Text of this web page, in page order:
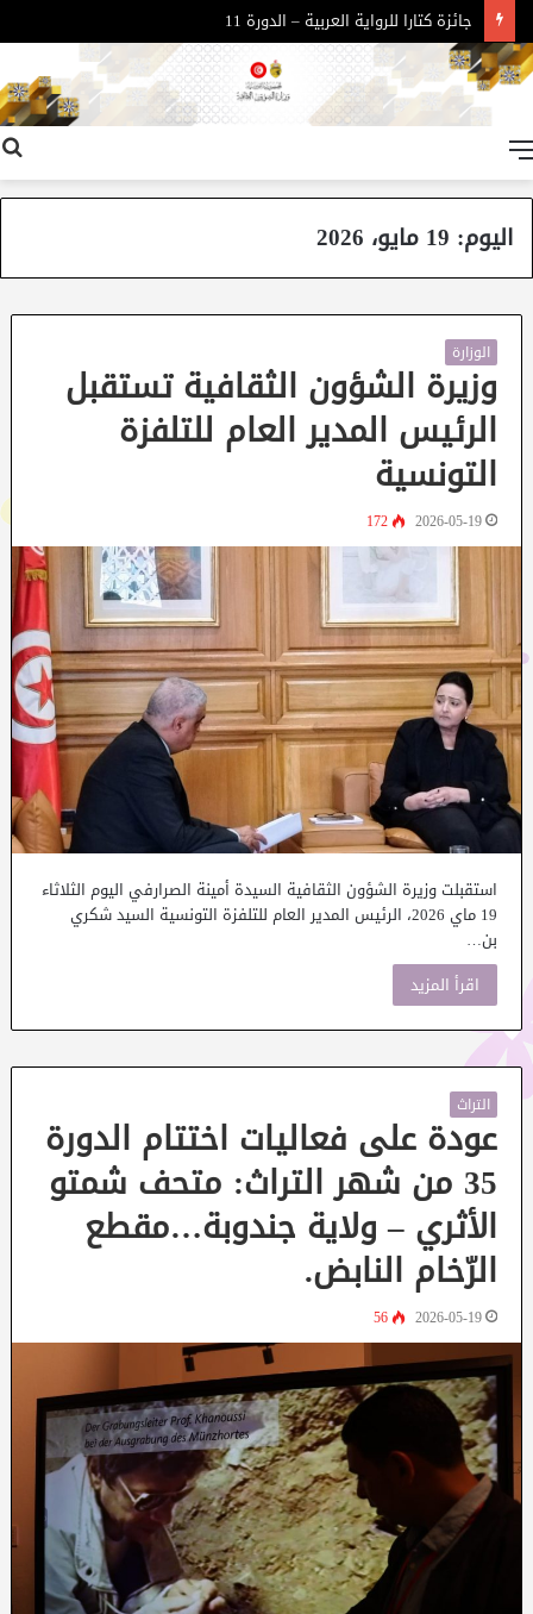
جائزة كتارا للرواية العربية – الدورة 11
اليوم: 19 مايو، 2026
الوزارة
وزيرة الشؤون الثقافية تستقبل
الرئيس المدير العام للتلفزة
التونسية
2026-05-19
172
استقبلت وزيرة الشؤون الثقافية السيدة أمينة الصرارفي اليوم الثلاثاء
19 ماي 2026، الرئيس المدير العام للتلفزة التونسية السيد شكري
بن…
اقرأ المزيد
التراث
عودة على فعاليات اختتام الدورة
35 من شهر التراث: متحف شمتو
الأثري – ولاية جندوبة…مقطع
الرّخام النابض.
2026-05-19
56